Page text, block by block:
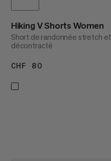
Hiking V Shorts Women
Short de randonnée stretch et
décontracté
CHF 80